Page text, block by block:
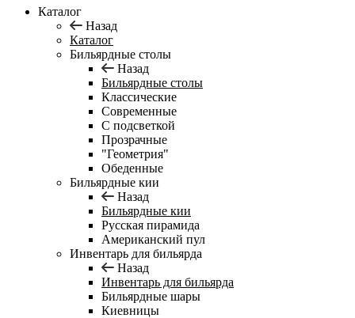
Каталог
Назад
Каталог
Бильярдные столы
Назад
Бильярдные столы
Классические
Современные
С подсветкой
Прозрачные
"Геометрия"
Обеденные
Бильярдные кии
Назад
Бильярдные кии
Русская пирамида
Американский пул
Инвентарь для бильярда
Назад
Инвентарь для бильярда
Бильярдные шары
Киевницы